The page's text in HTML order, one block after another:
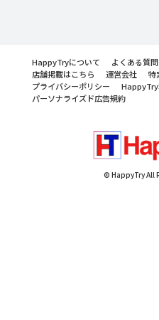
HappyTryについて よくある質問
店舗掲載はこちら
運営会社
特
プライバシーポリシー
パーソナライズド広告規約
© HappyTry All